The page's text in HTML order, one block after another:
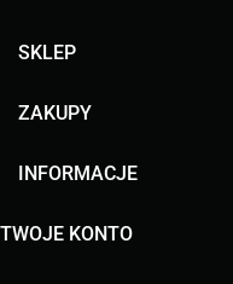
SKLEP
ZAKUPY
INFORMACJE
TWOJE KONTO